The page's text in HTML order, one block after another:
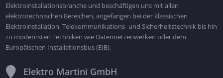
Elektroinstallationsbranche und beschäftigen uns mit allen
elektrotechnischen Bereichen, angefangen bei der klassischen
Elektroinstallation, Telekommunikations- und Sicherheitstechnik bis hin
zu modernsten Techniken wie Datennetzenwerken oder dem
Europäischen Installationsbus (EIB).
Elektro Martini GmbH